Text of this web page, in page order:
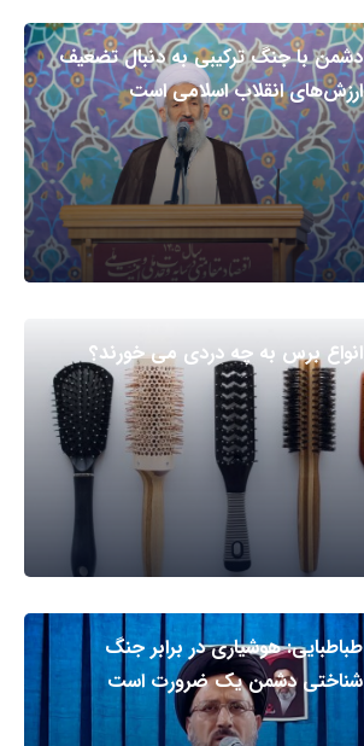
دشمن با جنگ ترکیبی به دنبال تضعیف
ارزش‌های انقلاب اسلامی است
انواع برس به چه دردی می خورند؟
طباطبایی: هوشیاری در برابر جنگ
شناختی دشمن یک ضرورت است